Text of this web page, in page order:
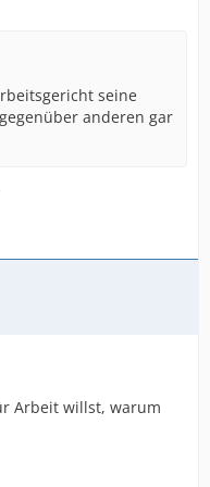
seine
anderen gar
Arbeit willst, warum